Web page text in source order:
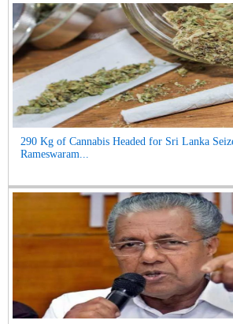
290 Kg of Cannabis Headed for Sri Lanka
Rameswaram...